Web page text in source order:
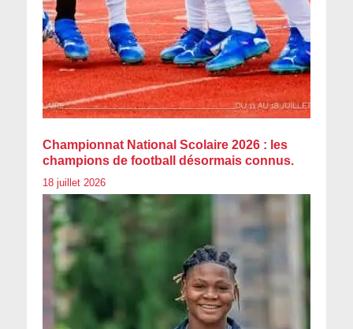
Championnat National Scolaire 2026 : les
champions de football désormais connus.
18 juillet 2026